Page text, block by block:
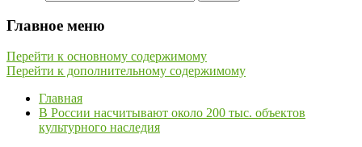
Главное меню
Перейти к основному содержимому
Перейти к дополнительному содержимому
Главная
В России насчитывают около 200 тыс. объектов
культурного наследия